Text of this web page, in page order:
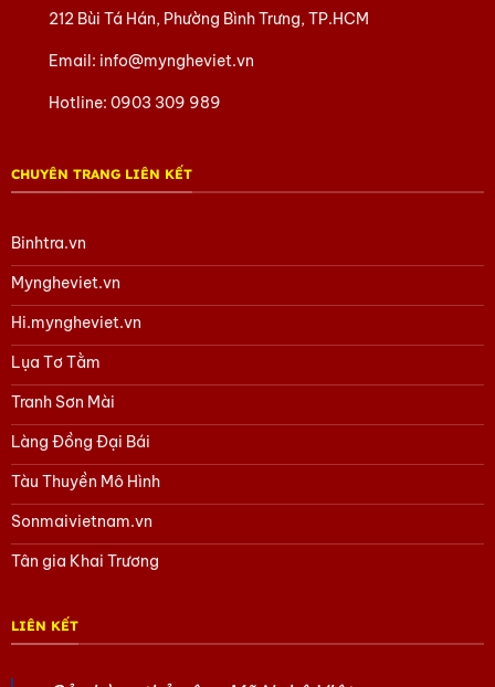
cam kết về chất lượng và giá trị văn hóa bền vững.
Nâng tầm phong cách của bạn ngay hôm nay với chiếc cà
vạt lụa Hà Đông đẳng cấp!
212 Bùi Tá Hán, Phường Bình Trưng, TP.HCM
Email: info@myngheviet.vn
Hotline:0903 309 989
CHUYÊN TRANG LIÊN KẾT
Binhtra.vn
Myngheviet.vn
Hi.myngheviet.vn
Lụa Tơ Tằm
Tranh Sơn Mài
Làng Đồng Đại Bái
Tàu Thuyền Mô Hình
Sonmaivietnam.vn
Tân gia Khai Trương
LIÊN KẾT